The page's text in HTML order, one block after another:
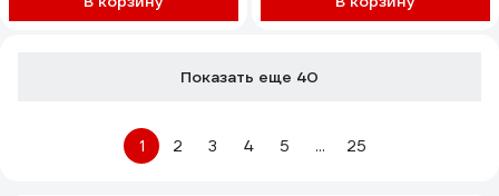
задержка, метал.корпус
Показать еще 40
1 2 3 4 5 ... 25